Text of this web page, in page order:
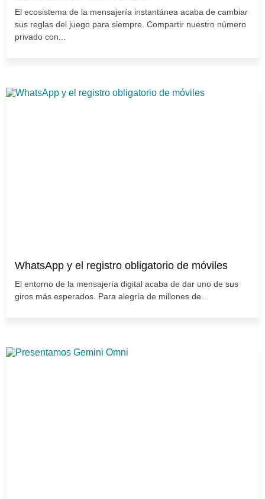
El ecosistema de la mensajería instantánea acaba de cambiar
sus reglas del juego para siempre. Compartir nuestro número
privado con...
WhatsApp y el registro obligatorio de móviles
El entorno de la mensajería digital acaba de dar uno de sus
giros más esperados. Para alegría de millones de...